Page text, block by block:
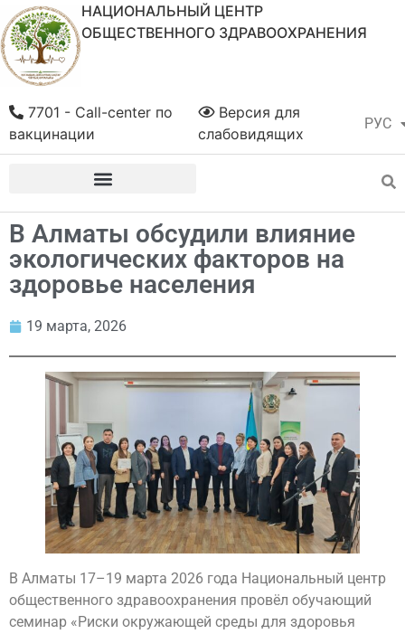
НАЦИОНАЛЬНЫЙ ЦЕНТР
ОБЩЕСТВЕННОГО ЗДРАВООХРАНЕНИЯ
РУС
ҚАЗ
Версия для
слабовидящих
7701 - Call-center по
вакцинации
В Алматы обсудили влияние
экологических факторов на
здоровье населения
19 марта, 2026
В Алматы 17–19 марта 2026 года Национальный центр
общественного здравоохранения провёл обучающий
семинар «Риски окружающей среды для здоровья